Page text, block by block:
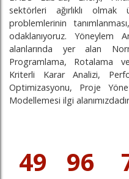
sektörleri ağırlıklı
problemlerinin
odaklanıyoruz. Yöneylem
alanlarında yer alan
Programlama, Rotalama
Kriterli Karar Analizi,
Optimizasyonu, Proje
Modellemesi ilgi
49 96